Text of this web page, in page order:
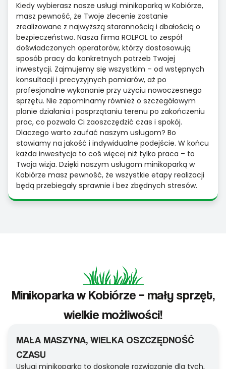
Kiedy wybierasz nasze usługi minikoparką w Kobiórze,
masz pewność, że Twoje zlecenie zostanie
zrealizowane z najwyższą starannością i dbałością o
bezpieczeństwo. Nasza firma ROLPOL to zespół
doświadczonych operatorów, którzy dostosowują
sposób pracy do konkretnych potrzeb Twojej
inwestycji. Zajmujemy się wszystkim – od wstępnych
konsultacji i precyzyjnych pomiarów, aż po
profesjonalne wykonanie przy użyciu nowoczesnego
sprzętu. Nie zapominamy również o szczegółowym
planie działania i posprzątaniu terenu po zakończeniu
prac, co pozwala Ci zaoszczędzić czas i spokój.
Dlaczego warto zaufać naszym usługom? Bo
stawiamy na jakość i indywidualne podejście. W końcu
każda inwestycja to coś więcej niż tylko praca – to
Twoja wizja. Dzięki naszym usługom minikoparką w
Kobiórze masz pewność, że wszystkie etapy realizacji
będą przebiegały sprawnie i bez zbędnych stresów.
Minikoparka w Kobiórze – mały sprzęt,
wielkie możliwości!
MAŁA MASZYNA, WIELKA OSZCZĘDNOŚĆ
CZASU
Usługi minikoparką to doskonałe rozwiązanie dla tych,